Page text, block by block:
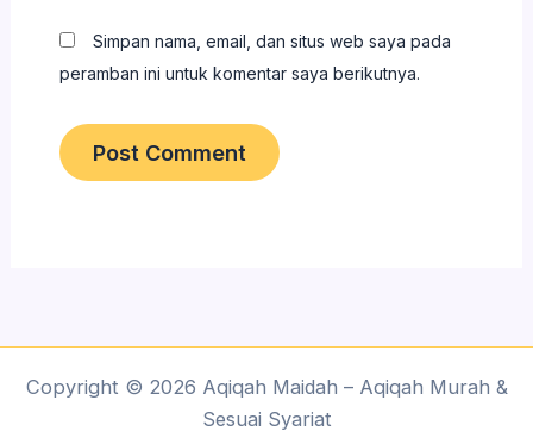
Simpan nama, email, dan situs web saya pada
peramban ini untuk komentar saya berikutnya.
Copyright © 2026 Aqiqah Maidah – Aqiqah Murah &
Sesuai Syariat